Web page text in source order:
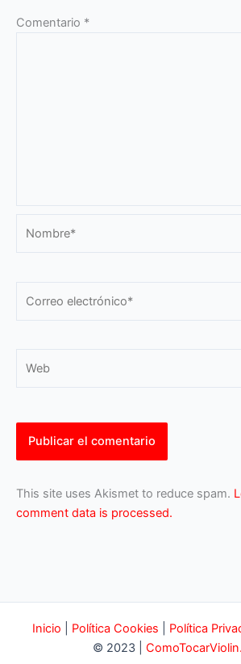
Comentario *
electrónico*
This site uses Akismet to reduce spam.
comment data is processed.
Inicio Política Cookies Política
© 2023 |